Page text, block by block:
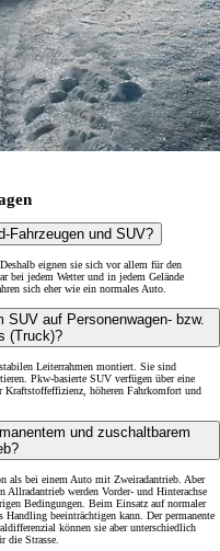
Fahrzeugen und SUV?
eignen sie sich vor allem für den
bei jedem Wetter und in jedem Gelände
sich eher wie ein normales Auto.
auf Personenwagen- bzw.
(Truck)?
Leiterrahmen montiert. Sie sind
Pkw-basierte SUV verfügen über eine
Kraftstoffeffizienz, höheren Fahrkomfort und
und zuschaltbarem
als bei einem Auto mit Zweiradantrieb. Aber
Allradantrieb werden Vorder- und Hinterachse
Bedingungen. Beim Einsatz auf normaler
beeinträchtigen kann. Der permanente
können sie aber unterschiedlich
die Strasse.